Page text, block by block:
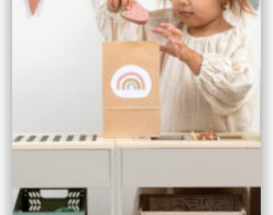
MUSTERKIND GmbH
Telefon: +49 (0) 421 57726600
info@musterkind.de
Judit Wendt